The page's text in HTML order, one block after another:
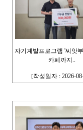
자기계발프로그램 '씨앗
카페까지..
[작성일자 : 2026-